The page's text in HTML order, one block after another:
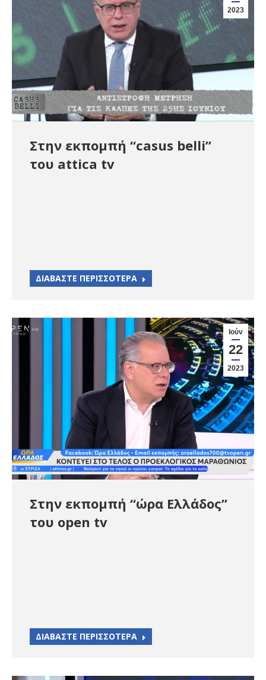
2023
Στην εκπομπή “casus belli”
του attica tv
ΔΙΑΒΑΣΤΕ ΠΕΡΙΣΣΟΤΕΡΑ
Ιούν
22
2023
Στην εκπομπή “ώρα Ελλάδος”
του open tv
ΔΙΑΒΑΣΤΕ ΠΕΡΙΣΣΟΤΕΡΑ